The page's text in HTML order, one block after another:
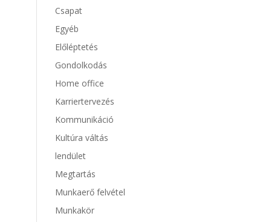
Csapat
Egyéb
Előléptetés
Gondolkodás
Home office
Karriertervezés
Kommunikáció
Kultúra váltás
lendület
Megtartás
Munkaerő felvétel
Munkakör